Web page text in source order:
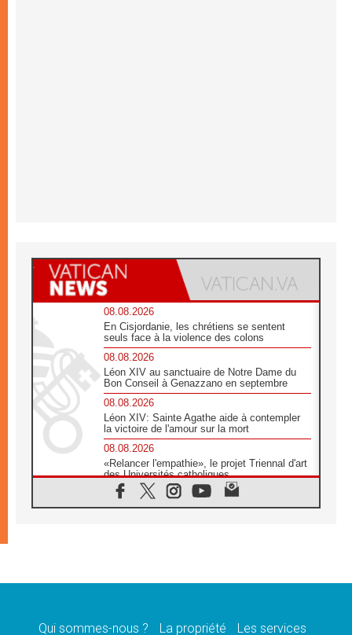
08.08.2026
En Cisjordanie, les chrétiens se sentent
seuls face à la violence des colons
08.08.2026
Léon XIV au sanctuaire de Notre Dame du
Bon Conseil à Genazzano en septembre
08.08.2026
Léon XIV: Sainte Agathe aide à contempler
la victoire de l'amour sur la mort
08.08.2026
«Relancer l'empathie», le projet Triennal d'art
des Universités catholiques
08.08.2026
Signis 2026, donner la parole aux religieuses
07.08.2026
07.08.2026
Qui sommes-nous ? La propriété Les services